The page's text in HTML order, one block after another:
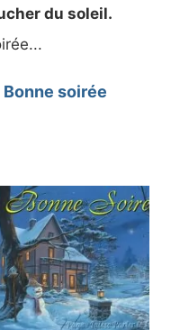
du soleil.
soirée